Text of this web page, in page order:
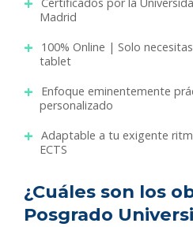
Certificados por la
Madrid
100% Online | Solo
tablet
Enfoque eminentemente
personalizado
Adaptable a tu exigente
ECTS
¿Cuáles son los
Posgrado